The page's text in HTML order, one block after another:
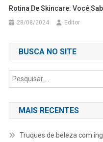
Rotina De Skincare: Você
28/08/2024 Editor
BUSCA NO SITE
MAIS RECENTES
Truques de beleza com